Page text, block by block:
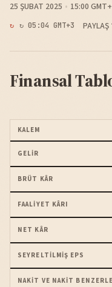
25 ŞUBAT 2025 15:00
↻ 05:04 GMT+3 PAYLAŞ
Finansal
KALEM
GELIR
BRÜT KÂR
FAALIYET KÂRI
NET KÂR
SEYRELTILMIŞ EPS
NAKIT VE NAKIT